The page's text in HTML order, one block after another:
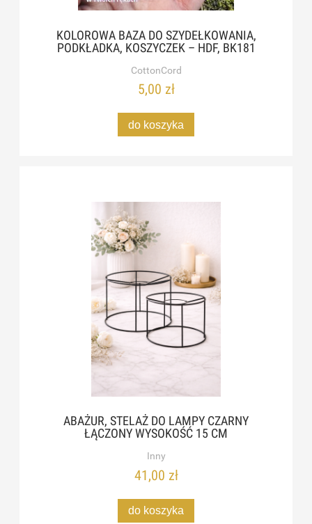
KOLOROWA BAZA DO SZYDEŁKOWANIA,
PODKŁADKA, KOSZYCZEK – HDF, BK181
CottonCord
5,00 zł
do koszyka
ABAŻUR, STELAŻ DO LAMPY CZARNY
ŁĄCZONY WYSOKOŚĆ 15 CM
Inny
41,00 zł
do koszyka